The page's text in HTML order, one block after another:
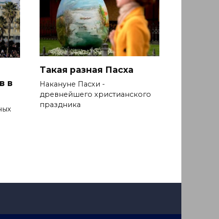
в
Такая разная Пасха
Накануне Пасхи -
древнейшего христианского
праздника